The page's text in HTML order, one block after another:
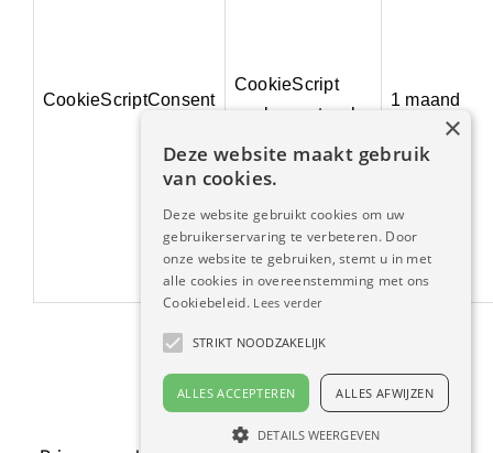
CookieScriptConsent
CookieScript
werkenmetms.be
1 maand
×
Deze website maakt gebruik
van cookies.
Deze website gebruikt cookies om uw
gebruikerservaring te verbeteren. Door
onze website te gebruiken, stemt u in met
alle cookies in overeenstemming met ons
Cookiebeleid. Lees verder
STRIKT NOODZAKELIJK
ALLES ACCEPTEREN ALLES AFWIJZEN
DETAILS WEERGEVEN